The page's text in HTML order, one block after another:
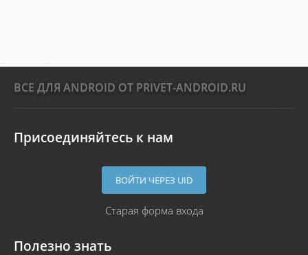
ВСЕ ДЛЯ ANDROID ОТ PRIVET-ANDROID.RU
Присоединяйтесь к нам
ВОЙТИ ЧЕРЕЗ UID
Старая форма входа
Полезно знать